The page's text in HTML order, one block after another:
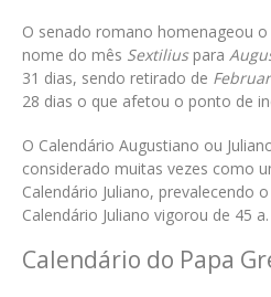
O senado romano homenageou
nome do mês Sextiliuspara
31 dias, sendo retirado de
28 dias o que afetou o ponto de
O Calendário Augustiano ou
considerado muitas vezes como
Calendário Juliano, prevalecendo
Calendário Juliano vigorou de 45 a.
Calendário do Papa